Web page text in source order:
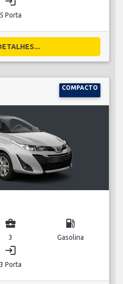
5 Porta
COMPACTO
business_center
3
local_gas_station
Gasolina
login
3 Porta